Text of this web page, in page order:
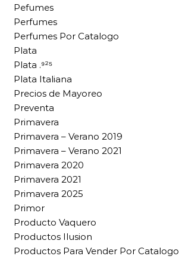
Pefumes
Perfumes
Perfumes Por Catalogo
Plata
Plata .⁹²⁵
Plata Italiana
Precios de Mayoreo
Preventa
Primavera
Primavera – Verano 2019
Primavera – Verano 2021
Primavera 2020
Primavera 2021
Primavera 2025
Primor
Producto Vaquero
Productos Ilusion
Productos Para Vender Por Catalogo